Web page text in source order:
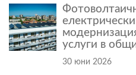
услуги в
30 юни 2026